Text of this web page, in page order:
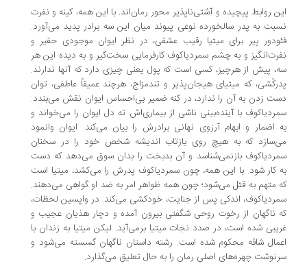
روابط پیچیده و آشتی‌ناپذیر محور رمان‌اند. با این همه، کینه و نفرت
به پدر سالخورده نوعی پیوند میان این سه برادر پدید می‌آورد.
پیر برای میتیا رقیب عشقی، در نظر ایوان موجودی حقیر و
و به چشم سمردیاکوف کارفرمایی سخت‌گیر و به دیده این هر
پیش از هرچیز، کسی است که پول یعنی چیزی دارد که آنها ندارند.
که میتیای هیجان‌پذیر و تندمزاج، هرچند عمیقاً عاطفی، توان
زدن به آن را ندارد، در کنه ضمیر بی‌احساس ایوان نقش می‌بندد.
با آینده‌بینی ناشی از بیماری‌اش ته دل ایوان را می‌خواند و
اضمار و ابهام آرزوی نهانی برادرش را بیان می‌کند. ایوان وانمود
که به هیچ روی بازتاب اندیشه شخص خود را در سخنان
بازنمی‌شناسد و آن بدبخت را بدان سوق می‌دهد که دست
کار شود. با این همه،‌ چون سمردیاکوف پدرش را می‌کشد، میتیا است
متهم به قتل می‌شود؛ چون همه ظواهر امر به ضد او گواهی می‌دهند.
اندکی پس از جنایت، خودکشی می‌کند. در واپسین لحظات،
ناگهان از رخوت روحی شگفتی بیرون آمده و دچار هذیان عجیب و
شده است، در صدد نجات میتیا برمی‌آید. لیکن میتیا به زندان با
شاقه محکوم شده است. رشته داستان ناگهان گسسته می‌شود و
چهره‌های اصلی رمان را به حال تعلیق می‌گذارد.